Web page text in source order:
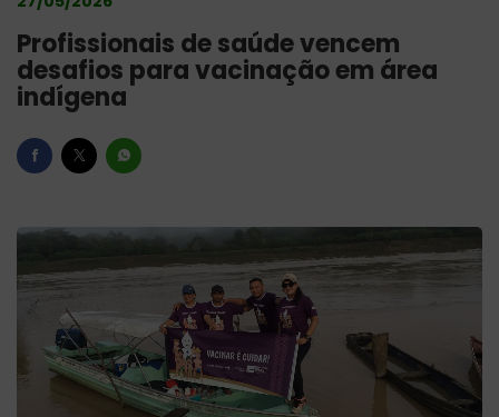
Profissionais de saúde vencem
desafios para vacinação em área
indígena